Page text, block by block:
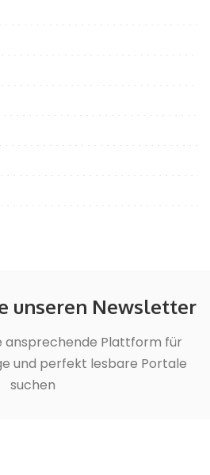
unseren Newsletter
ansprechende Plattform für
und perfekt lesbare Portale
suchen